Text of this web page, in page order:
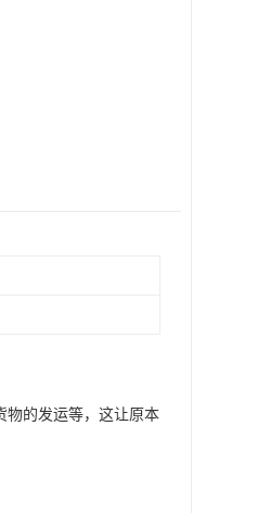
物的发运等，这让原本